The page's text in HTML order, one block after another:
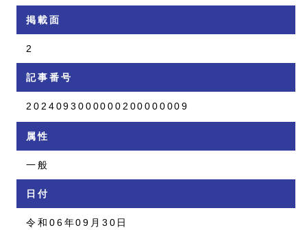
掲載面
2
記事番号
2024093000000200000009
属性
一般
日付
令和06年09月30日